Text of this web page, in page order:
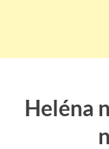
Heléna